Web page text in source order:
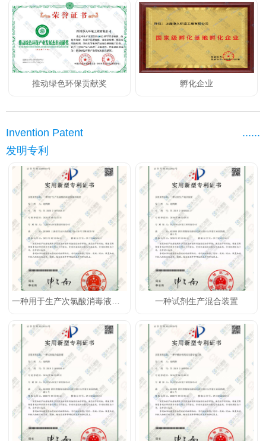
推动绿色环保贡献奖 孵化企业
Invention Patent
......
发明专利
一种试剂生产混合装置